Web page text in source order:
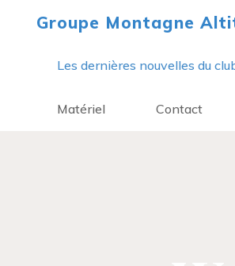
Groupe Montagne
Les dernières nouvelles du
Matériel Contact